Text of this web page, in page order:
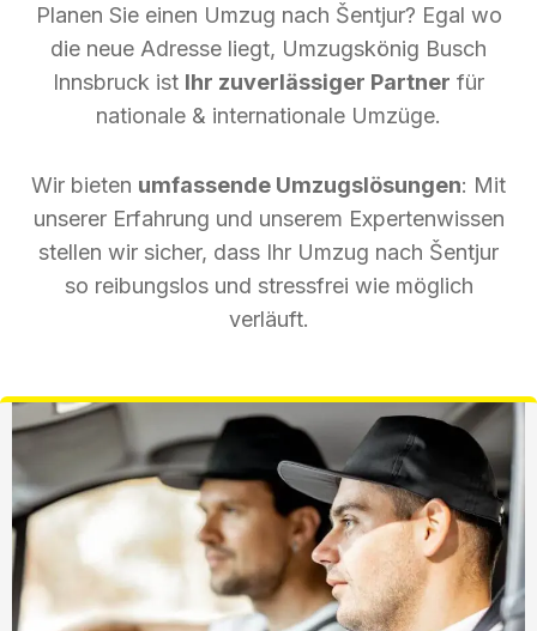
Planen Sie einen Umzug nach Šentjur? Egal wo
die neue Adresse liegt, Umzugskönig Busch
Innsbruck ist Ihr zuverlässiger Partner für
nationale & internationale Umzüge.
Wir bieten umfassende Umzugslösungen: Mit
unserer Erfahrung und unserem Expertenwissen
stellen wir sicher, dass Ihr Umzug nach Šentjur
so reibungslos und stressfrei wie möglich
verläuft.